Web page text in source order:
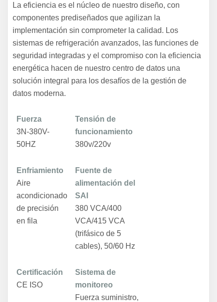
La eficiencia es el núcleo de nuestro diseño, con
componentes prediseñados que agilizan la
implementación sin comprometer la calidad. Los
sistemas de refrigeración avanzados, las funciones de
seguridad integradas y el compromiso con la eficiencia
energética hacen de nuestro centro de datos una
solución integral para los desafíos de la gestión de
datos moderna.
Fuerza
3N-380V-
50HZ
Tensión de
funcionamiento
380v/220v
Enfriamiento
Aire
acondicionado
de precisión
en fila
Fuente de
alimentación del
SAI
380 VCA/400
VCA/415 VCA
(trifásico de 5
cables), 50/60 Hz
Certificación
CE ISO
Sistema de
monitoreo
Fuerza suministro,